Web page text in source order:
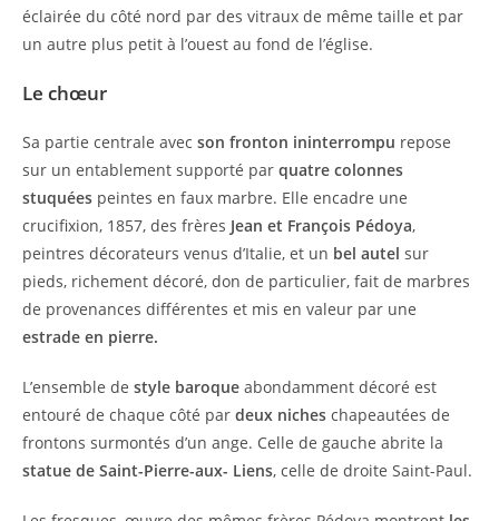
éclairée du côté nord par des vitraux de même taille et par
un autre plus petit à l’ouest au fond de l’église.
Le chœur
Sa partie centrale avec son fronton ininterrompu repose
sur un entablement supporté par quatre colonnes
stuquées peintes en faux marbre. Elle encadre une
crucifixion, 1857, des frères Jean et François Pédoya,
peintres décorateurs venus d’Italie, et un bel autel sur
pieds, richement décoré, don de particulier, fait de marbres
de provenances différentes et mis en valeur par une
estrade en pierre.
L’ensemble de style baroque abondamment décoré est
entouré de chaque côté par deux niches chapeautées de
frontons surmontés d’un ange. Celle de gauche abrite la
statue de Saint-Pierre-aux- Liens, celle de droite Saint-Paul.